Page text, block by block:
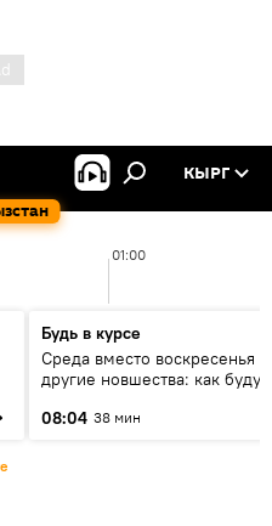
КЫРГ
01:00
Будь в курсе
Среда вместо воскресенья и
другие новшества: как будут
08:04 38 мин